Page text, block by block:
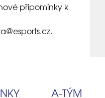
připomínky k
@esports.cz.
A‑TÝM